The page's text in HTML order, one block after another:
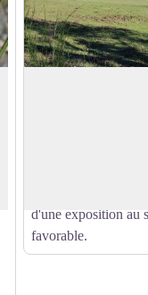
d'une exposition au
favorable.